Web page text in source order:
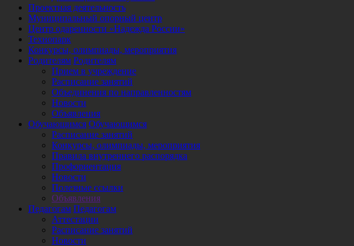
Проектная деятельность
Муниципальный опорный центр
Центр одаренности «Надежда России»
Технопарк
Конкурсы, олимпиады, мероприятия
Родителям Родителям
Прием в учреждение
Расписание занятий
Объединения по направленностям
Новости
Объявления
Обучающимся Обучающимся
Расписание занятий
Конкурсы, олимпиады, мероприятия
Правила внутреннего распорядка
Профориентация
Новости
Полезные ссылки
Объявления
Педагогам Педагогам
Аттестации
Расписание занятий
Новости